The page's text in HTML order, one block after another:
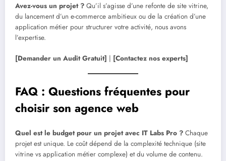
Avez-vous un projet ? Qu’il s’agisse d’une refonte de site vitrine,
du lancement d’un e-commerce ambitieux ou de la création d’une
application métier pour structurer votre activité, nous avons
l’expertise.
[Demander un Audit Gratuit] | [Contactez nos experts]
FAQ : Questions fréquentes pour
choisir son agence web
Quel est le budget pour un projet avec IT Labs Pro ? Chaque
projet est unique. Le coût dépend de la complexité technique (site
vitrine vs application métier complexe) et du volume de contenu.